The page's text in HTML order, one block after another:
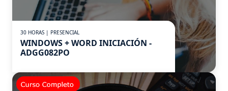
30 HORAS | PRESENCIAL
WINDOWS + WORD INICIACIÓN -
ADGG082PO